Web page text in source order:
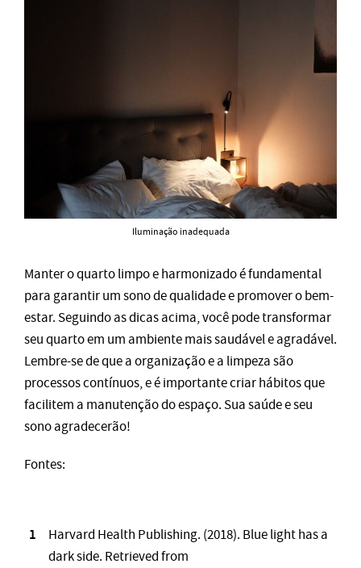
Iluminação inadequada
Manter o quarto limpo e harmonizado é fundamental
para garantir um sono de qualidade e promover o bem-
estar. Seguindo as dicas acima, você pode transformar
seu quarto em um ambiente mais saudável e agradável.
Lembre-se de que a organização e a limpeza são
processos contínuos, e é importante criar hábitos que
facilitem a manutenção do espaço. Sua saúde e seu
sono agradecerão!
Fontes:
Harvard Health Publishing. (2018). Blue light has a
dark side. Retrieved from